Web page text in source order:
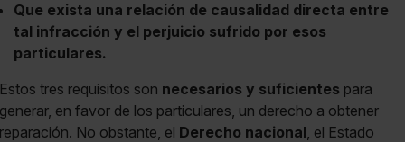
Que exista una relación de causalidad directa entre
tal infracción y el perjuicio sufrido por esos
particulares.
Estos tres requisitos son necesarios y suficientes para
generar, en favor de los particulares, un derecho a obtener
reparación. No obstante, el Derecho nacional, el Estado